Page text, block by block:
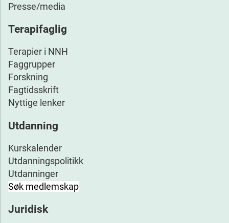
Presse/media
Terapifaglig
Terapier i NNH
Faggrupper
Forskning
Fagtidsskrift
Nyttige lenker
Utdanning
Kurskalender
Utdanningspolitikk
Utdanninger
Søk medlemskap
Juridisk